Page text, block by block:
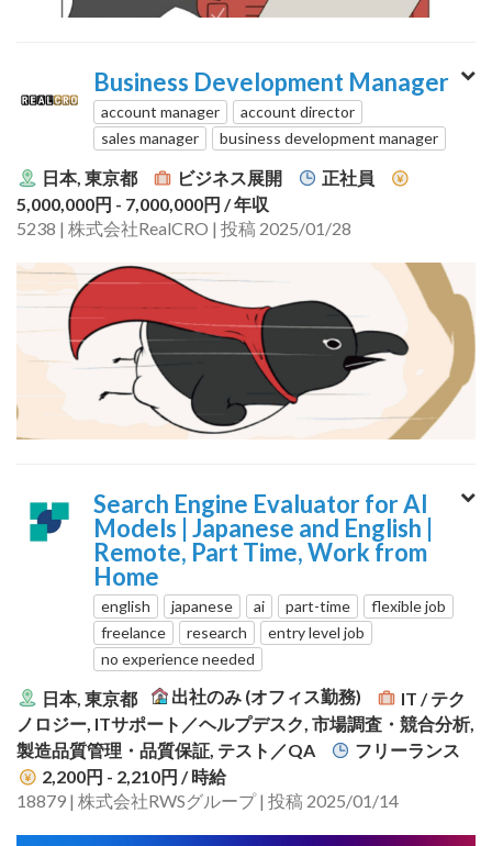
Business Development Manager
account manager
account director
sales manager
business development manager
日本, 東京都 ビジネス展開
正社員
5,000,000円 - 7,000,000円 / 年収
5238 | 株式会社RealCRO | 投稿 2025/01/28
Search Engine Evaluator for AI
Models | Japanese and English |
Remote, Part Time, Work from
Home
english japanese ai part-time
flexible job
freelance
research
entry level job
no experience needed
日本, 東京都 出社のみ (オフィス勤務)
IT / テク
ノロジー, ITサポート／ヘルプデスク, 市場調査・競合分析,
製造品質管理・品質保証, テスト／QA
フリーランス
2,200円 - 2,210円 / 時給
18879 | 株式会社RWSグループ | 投稿 2025/01/14